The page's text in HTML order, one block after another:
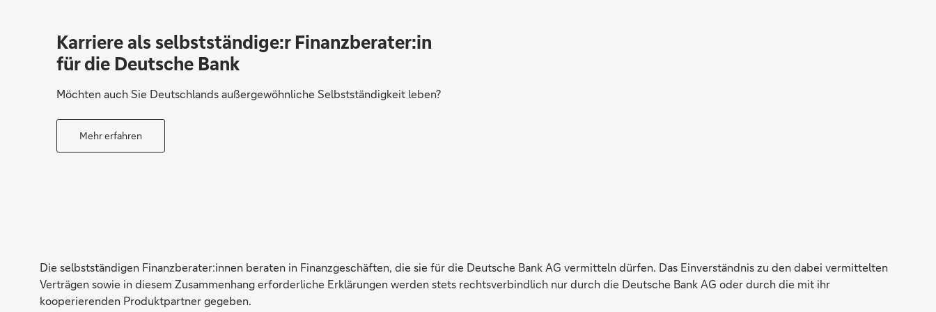
Karriere als selbstständige:r Finanzberater:in
für die Deutsche Bank
Möchten auch Sie Deutschlands außergewöhnliche Selbstständigkeit leben?
Mehr erfahren
Die selbstständigen Finanzberater:innen beraten in Finanzgeschäften, die sie für die Deutsche Bank AG vermitteln dürfen. Das Einverständnis zu den dabei vermittelten
Verträgen sowie in diesem Zusammenhang erforderliche Erklärungen werden stets rechtsverbindlich nur durch die Deutsche Bank AG oder durch die mit ihr
kooperierenden Produktpartner gegeben.